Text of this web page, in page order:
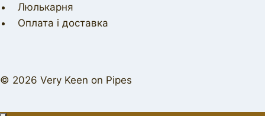
Люлькарня
Оплата і доставка
© 2026 Very Keen on Pipes